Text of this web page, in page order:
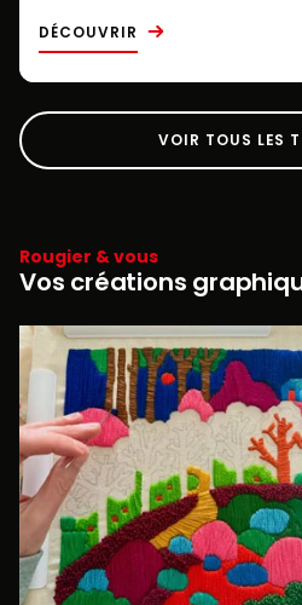
DÉCOUVRIR
VOIR TOUS LES
Rougier & vous
Vos créations